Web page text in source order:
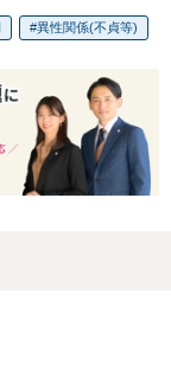
異性関係(不貞等)